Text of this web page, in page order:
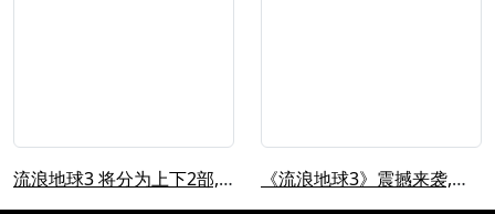
流浪地球3 将分为上下2部,不敢想象... 《流浪地球3》震撼来袭,分上下两部上...